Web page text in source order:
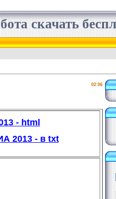
скачать
02:06
- html
2013 - в txt